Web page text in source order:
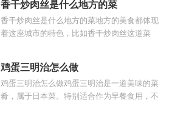
香干炒肉丝是什么地方的菜
香干炒肉丝是什么地方的菜地方的美食都体现
着这座城市的特色，比如香干炒肉丝这道菜
鸡蛋三明治怎么做
鸡蛋三明治怎么做鸡蛋三明治是一道美味的菜
肴，属于日本菜。特别适合作为早餐食用，不